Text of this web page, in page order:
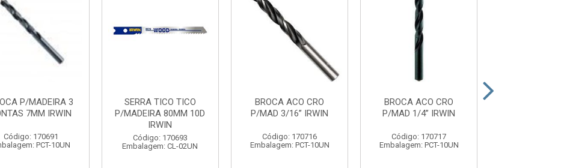
P/MADEIRA 3
7MM IRWIN
Código: 170691
PCT-10UN
SERRA TICO TICO
P/MADEIRA 80MM 10D
IRWIN
Código: 170693
Embalagem: CL-02UN
BROCA ACO CRO
P/MAD 3/16” IRWIN
Código: 170716
Embalagem: PCT-10UN
BROCA ACO CRO
P/MAD 1/4” IRWIN
Código: 170717
Embalagem: PCT-10UN